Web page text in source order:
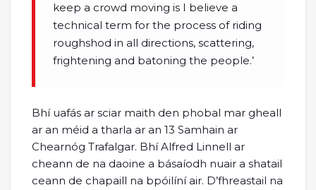
keep a crowd moving is I believe a
technical term for the process of riding
roughshod in all directions, scattering,
frightening and batoning the people.’
Bhí uafás ar sciar maith den phobal mar gheall
ar an méid a tharla ar an 13 Samhain ar
Chearnóg Trafalgar. Bhí Alfred Linnell ar
cheann de na daoine a básaíodh nuair a shatail
ceann de chapaill na bpóilíní air. D’fhreastail na